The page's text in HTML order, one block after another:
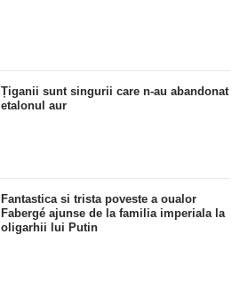
Țiganii sunt singurii care n-au abandonat
etalonul aur
Fantastica si trista poveste a oualor
Fabergé ajunse de la familia imperiala la
oligarhii lui Putin